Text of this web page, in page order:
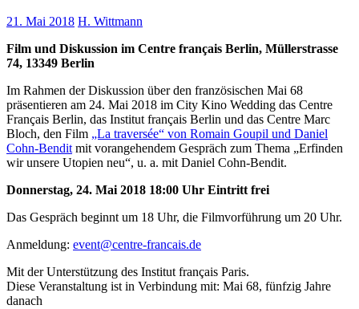
21. Mai 2018 H. Wittmann
Film und Diskussion im Centre français Berlin, Müllerstrasse
74, 13349 Berlin
Im Rahmen der Diskussion über den französischen Mai 68
präsentieren am 24. Mai 2018 im City Kino Wedding das Centre
Français Berlin, das Institut français Berlin und das Centre Marc
Bloch, den Film „La traversée“ von Romain Goupil und Daniel
Cohn-Benditmit vorangehendem Gespräch zum Thema „Erfinden
wir unsere Utopien neu“, u. a. mit Daniel Cohn-Bendit.
Donnerstag, 24. Mai 2018 18:00 Uhr Eintritt frei
Das Gespräch beginnt um 18 Uhr, die Filmvorführung um 20 Uhr.
Anmeldung: event@centre-francais.de
Mit der Unterstützung des Institut français Paris.
Diese Veranstaltung ist in Verbindung mit: Mai 68, fünfzig Jahre
danach